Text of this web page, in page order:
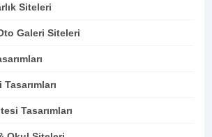
Siteleri
Galeri Siteleri
Tasarımları